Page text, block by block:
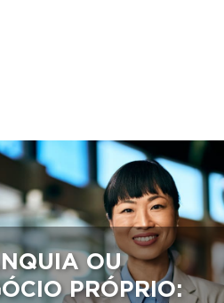
OU
PRÓPRIO: